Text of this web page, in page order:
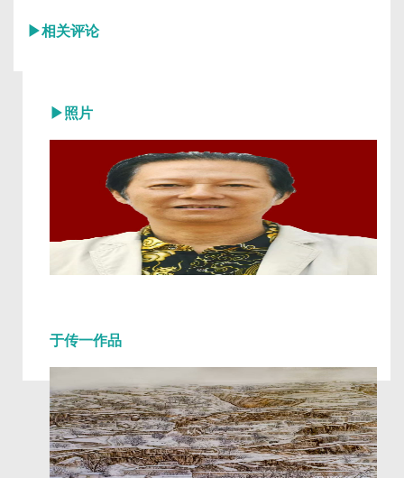
▶相关评论
▶照片
于传一作品